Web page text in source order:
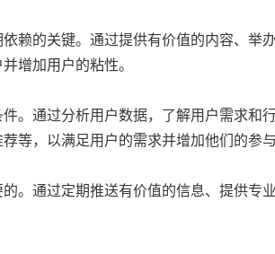
赖的关键。通过提供有价值的内容、举
增加用户的粘性。
。通过分析用户数据，了解用户需求和
等，以满足用户的需求并增加他们的参与
。通过定期推送有价值的信息、提供专